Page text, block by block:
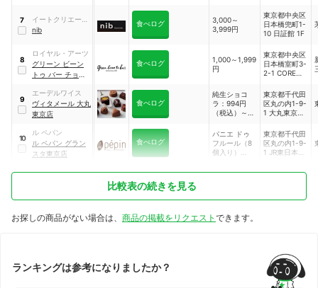
7
イートクリエータ
ー
nib
食べログ
3,000～
3,999円
東京都中央区
日本橋兜町1-
10 日証館 1F
8
ロイヤル・アーツ
グリーン ビーン
トゥ バー チョコ
食べログ
1,000～1,999
円
東京都中央区
日本橋室町3-
2-1 COREDO
1F
9
エーデルワイス
ヴィタメール 大丸
東京店
食べログ
純生ショコ
ラ：994円
（税込）～/
ド・ヴィタメ
ール：1,620
円（税込）～
／ロイヤル・
東京都千代田
区丸の内1-9-
1 大丸東京店
10
ル ペパン
ル ペパン グラン
スタ東京店
食べログ
パニエ ドゥ
フルール（8
個入り）
ルール ドゥ
円など
東京都千代田
区丸の内1-9-
1 JR東日本東
リートエリア
比較表の続きを見る
お探しの商品がない場合は、 商品の掲載をリクエスト できます。
ランキングは参考になりましたか？